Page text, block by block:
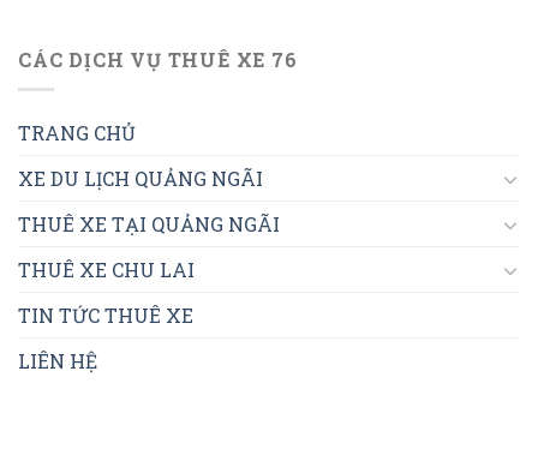
CÁC DỊCH VỤ THUÊ XE 76
TRANG CHỦ
XE DU LỊCH QUẢNG NGÃI
THUÊ XE TẠI QUẢNG NGÃI
THUÊ XE CHU LAI
TIN TỨC THUÊ XE
LIÊN HỆ